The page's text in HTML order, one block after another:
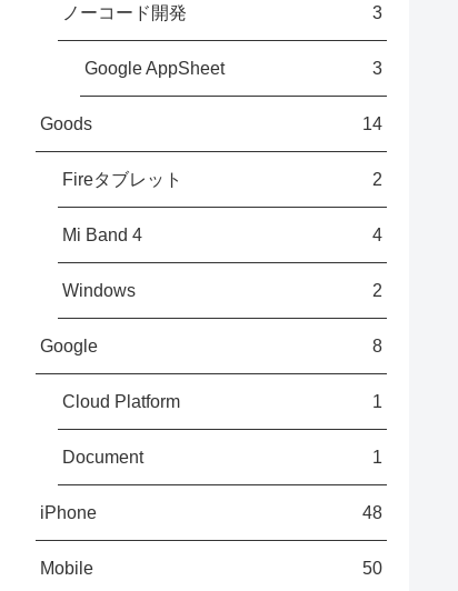
ノーコード開発 3
Google AppSheet 3
Goods 14
Fireタブレット 2
Mi Band 4 4
Windows 2
Google 8
Cloud Platform 1
Document 1
iPhone 48
Mobile 50